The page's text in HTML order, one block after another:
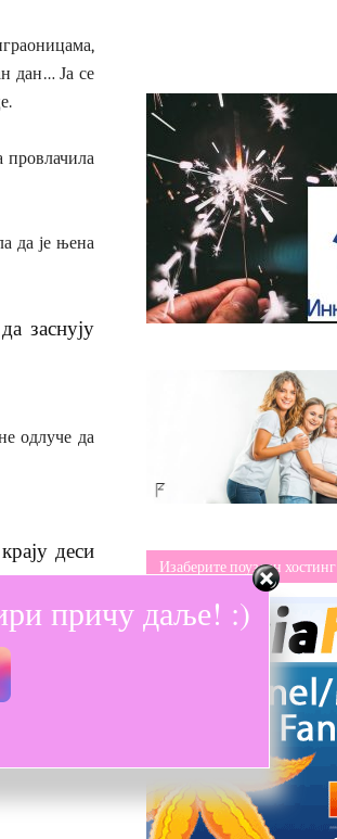
дан… Ја се
провлачила
да је њена
заснују
одлуче да
деси
чија су
Изаберите поуздан хостинг
причу даље! :)